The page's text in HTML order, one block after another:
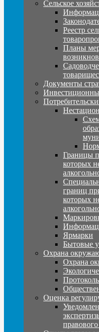
Сельское
Реестр
Планы
Документы
Границы
которых
границ
которых
Ярмарки
Бытовые
Охрана
Охрана
Оценка
правового